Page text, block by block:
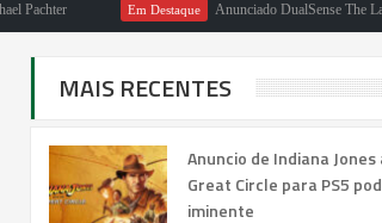
Em Destaque Anunciado DualSense The Last of Us
MAIS RECENTES
Anuncio de Indiana
Great Circle para PS5
iminente